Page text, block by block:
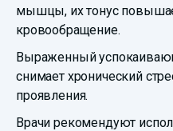
мышцы, их тонус
кровообращение.
Выраженный
снимает хронический
проявления.
Врачи рекомендуют